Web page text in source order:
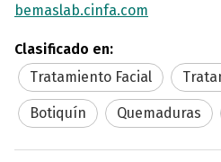
bemaslab.cinfa.com
Clasificado en:
Tratamiento Facial
Botiquín Quemaduras